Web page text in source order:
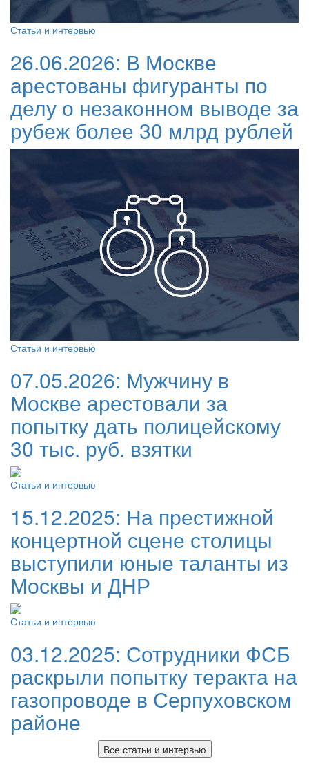
Статьи и интервью
26.06.2026: В Москве
арестованы фигуранты по
делу о незаконном выводе за
рубеж более 30 млрд рублей
Статьи и интервью
07.05.2026: Мужчину в
Москве арестовали за
попытку дать полицейскому
30 тыс. руб. взятки
Статьи и интервью
15.12.2025: На престижной
концертной сцене столицы
выступили юные таланты из
Москвы и ДНР
Статьи и интервью
03.12.2025: Сотрудники ФСБ
раскрыли попытку теракта на
газопроводе в Серпуховском
районе
Все статьи и интервью